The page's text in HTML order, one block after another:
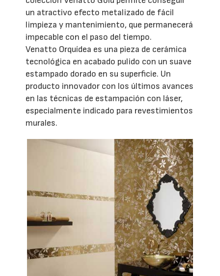
un atractivo efecto metalizado de fácil
limpieza y mantenimiento, que permanecerá
impecable con el paso del tiempo.
Venatto Orquídea es una pieza de cerámica
tecnológica en acabado pulido con un suave
estampado dorado en su superficie. Un
producto innovador con los últimos avances
en las técnicas de estampación con láser,
especialmente indicado para revestimientos
murales.